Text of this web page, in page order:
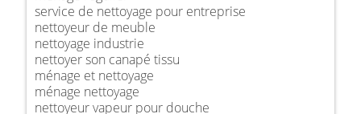
service de nettoyage pour entreprise
nettoyeur de meuble
nettoyage industrie
nettoyer son canapé tissu
ménage et nettoyage
ménage nettoyage
nettoyeur vapeur pour douche